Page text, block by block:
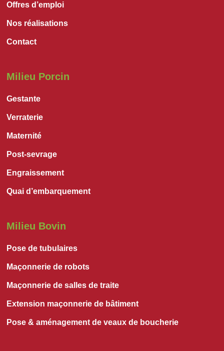
Offres d’emploi
Nos réalisations
Contact
Milieu Porcin
Gestante
Verraterie
Maternité
Post-sevrage
Engraissement
Quai d’embarquement
Milieu Bovin
Pose de tubulaires
Maçonnerie de robots
Maçonnerie de salles de traite
Extension maçonnerie de bâtiment
Pose & aménagement de veaux de boucherie